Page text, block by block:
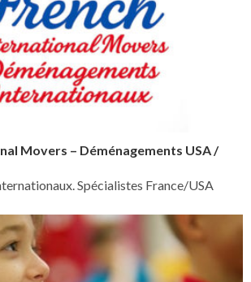
Movers – Déménagements USA /
Spécialistes France/USA